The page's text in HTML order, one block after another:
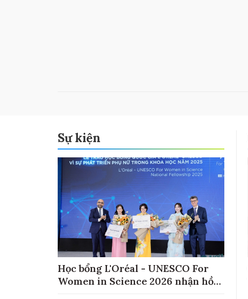
Sự kiện
Học bổng L'Oréal - UNESCO For
Women in Science 2026 nhận hồ